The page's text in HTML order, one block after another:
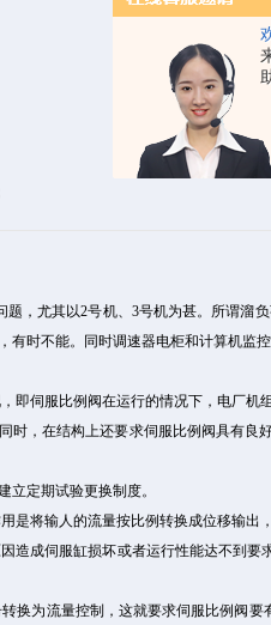
，尤其以2号机、3号机为甚。所谓
时不能。同时调速器电柜和计算机监控
即伺服比例阀在运行的情况下，电厂
时，在结构上还要求伺服比例阀具有
立定期试验更换制度。
是将输人的流量按比例转换成位移输
造成伺服缸损坏或者运行性能达不到
换为流量控制，这就要求伺服比例阀